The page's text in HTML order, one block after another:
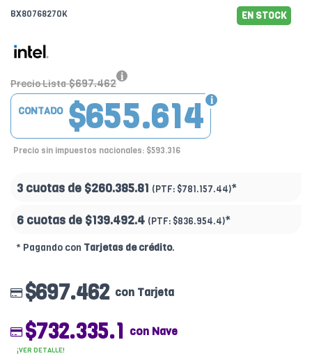
BX80768270K EN STOCK
Precio Lista $697.462
$655.614
CONTADO
Precio sin impuestos nacionales: $593.316
3 cuotas de $260.385.81 (PTF: $781.157.44)*
6 cuotas de $139.492.4 (PTF: $836.954.4)*
* Pagando con Tarjetas de crédito.
$697.462 con Tarjeta
$732.335.1 con Nave
¡VER DETALLE!